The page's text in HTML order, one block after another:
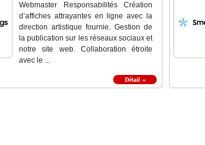
Webmaster Responsabilités Création
d’affiches attrayantes en ligne avec la
direction artistique fournie. Gestion de
la publication sur les réseaux sociaux et
notre site web. Collaboration étroite
avec le ...
Détail ››